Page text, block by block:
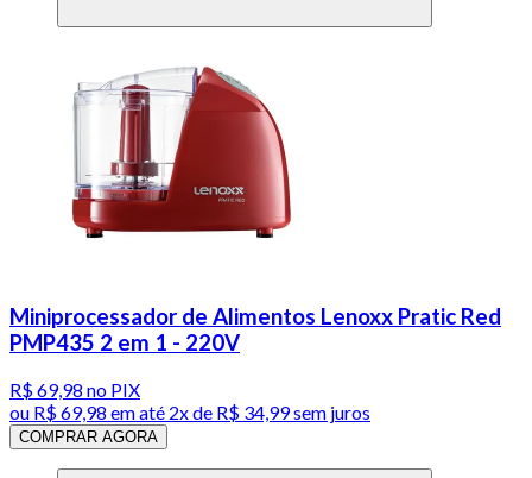
Miniprocessador de Alimentos Lenoxx Pratic Red
PMP435 2 em 1 - 220V
R$ 69,98 no PIX
ou R$ 69,98 em até 2x de R$ 34,99 sem juros
COMPRAR AGORA